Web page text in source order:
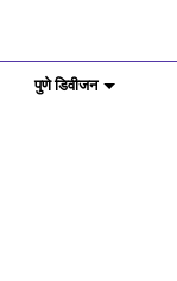
पुणे डिवीजन